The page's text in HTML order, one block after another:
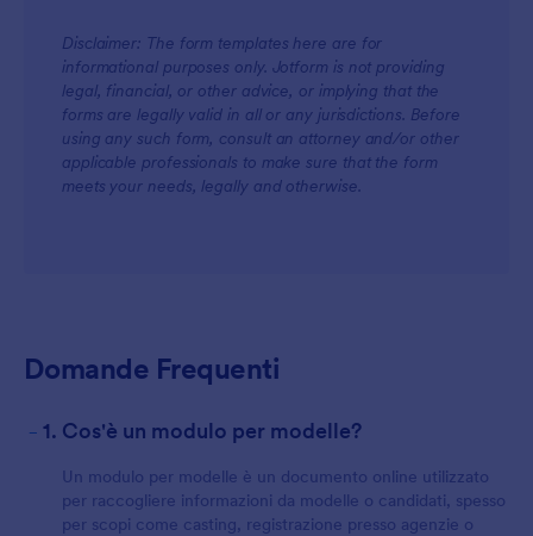
For Teams
Disclaimer: The form templates here are for
informational purposes only. Jotform is not providing
legal, financial, or other advice, or implying that the
forms are legally valid in all or any jurisdictions. Before
using any such form, consult an attorney and/or other
applicable professionals to make sure that the form
meets your needs, legally and otherwise.
Domande Frequenti
- 1. Cos'è un modulo per modelle?
Un modulo per modelle è un documento online utilizzato
per raccogliere informazioni da modelle o candidati, spesso
per scopi come casting, registrazione presso agenzie o